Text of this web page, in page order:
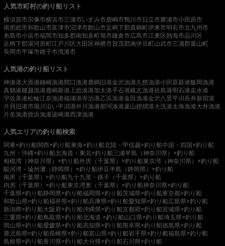
人気市町村の釣り船リスト
横須賀市宗像市横浜市三浦市いすみ市鹿嶋市鴨川市 日立市勝浦市小田原市
南房総市和歌山市富津市沼津市館山市足柄下郡真鶴町伊東市明石市北九州市
糸島市小浜市福岡市知多郡南知多町旭市鎌倉市広島市江東区熱海市品川区
足柄下郡湯河原町江戸川区 大田区神栖市賀茂郡南伊豆町山武市三浦郡葉山町
長岡市平塚市銚子市境港市
人気港の釣り船リスト
神湊港大原港鐘崎漁港 間口漁港鹿嶋旧港金沢漁港久慈漁港小田原新港飯岡漁港
真鶴港 腰越漁港鹿嶋新港 上総湊港加太港手石港岐志漁港佐島港明石港走水港
宇佐美港松輪江奈漁港福浦港寺泊港乙浜漁港金田漁港金沢八景平潟長井新宿港
片貝旧港市堀川沿い平潟港外川漁港那珂湊港葉山鐙摺港大洗港太海漁港大井漁港
片名漁港姪浜漁港波崎港西津漁港
人気エリアの釣り船検索
関東×釣り船関西×釣り船東海×釣り船北陸・甲信越×釣り船中国・四国×釣り船
九州・沖縄×釣り船北海道・東北×釣り船三浦半島（神奈川県）×釣り船
相模湾（神奈川県）×釣り船外房（千葉県）×釣り船東京湾（神奈川県）×釣り船
駿河湾・遠州灘（静岡県）×釣り船伊豆半島（静岡県）×釣り船
南房（千葉県）×釣り船九十九里・銚子（千葉県）×釣り船
内房（千葉県）×釣り船東京湾奥（千葉県）×釣り船神奈川県×釣り船
千葉県×釣り船静岡県×釣り船福岡県×釣り船茨城県×釣り船東京都×釣り船
和歌山県×釣り船福井県×釣り船兵庫県×釣り船愛知県×釣り船広島県×釣り船
新潟県×釣り船大阪府×釣り船沖縄県×釣り船京都府×釣り船宮城県×釣り船
三重県×釣り船鳥取県×釣り船北海道 ×釣り船山口県×釣り船埼玉県×釣り船
岡山県×釣り船愛媛県×釣り船高知県×釣り船熊本県×釣り船徳島県×釣り船
鹿児島県×釣り船長崎県×釣り船富山県×釣り船岩手県×釣り船福島県×釣り船
島根県×釣り船香川県×釣り船大分県×釣り船石川県×釣り船